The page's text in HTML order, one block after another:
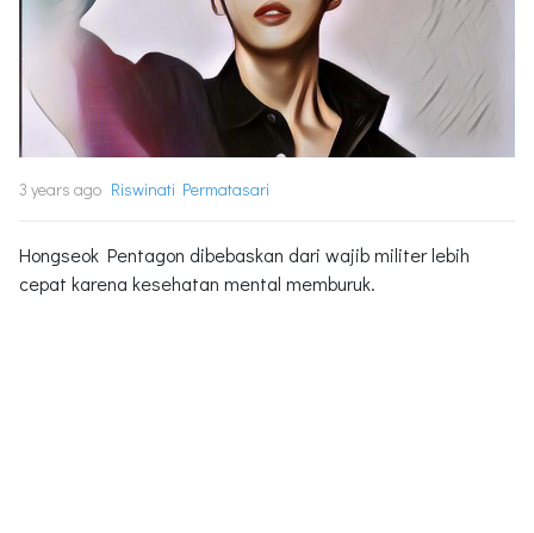
3 years ago Riswinati Permatasari
Hongseok Pentagon dibebaskan dari wajib militer lebih
cepat karena kesehatan mental memburuk.